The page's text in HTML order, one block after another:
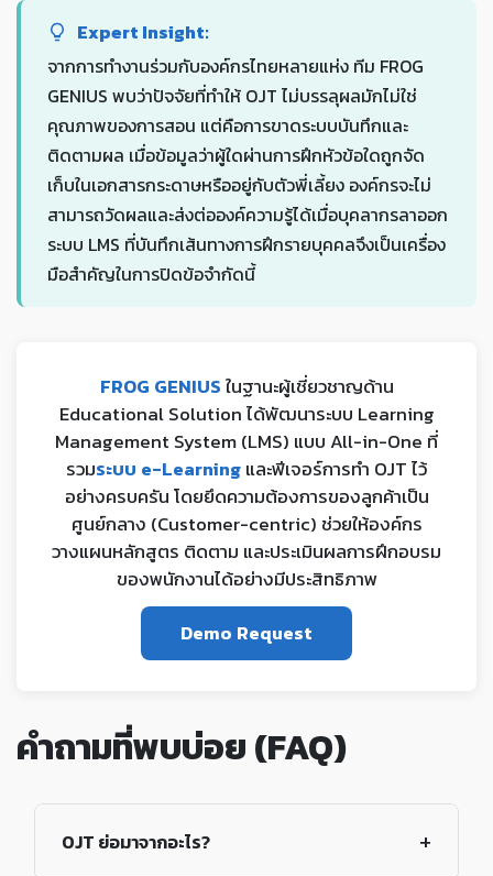
Expert Insight:
จากการทำงานร่วมกับองค์กรไทยหลายแห่ง ทีม FROG
GENIUS พบว่าปัจจัยที่ทำให้ OJT ไม่บรรลุผลมักไม่ใช่
คุณภาพของการสอน แต่คือการขาดระบบบันทึกและ
ติดตามผล เมื่อข้อมูลว่าผู้ใดผ่านการฝึกหัวข้อใดถูกจัด
เก็บในเอกสารกระดาษหรืออยู่กับตัวพี่เลี้ยง องค์กรจะไม่
สามารถวัดผลและส่งต่อองค์ความรู้ได้เมื่อบุคลากรลาออก
ระบบ LMS ที่บันทึกเส้นทางการฝึกรายบุคคลจึงเป็นเครื่อง
มือสำคัญในการปิดข้อจำกัดนี้
FROG GENIUS ในฐานะผู้เชี่ยวชาญด้าน
Educational Solution ได้พัฒนาระบบ Learning
Management System (LMS) แบบ All-in-One ที่
รวมระบบ e-Learning และฟีเจอร์การทำ OJT ไว้
อย่างครบครัน โดยยึดความต้องการของลูกค้าเป็น
ศูนย์กลาง (Customer-centric) ช่วยให้องค์กร
วางแผนหลักสูตร ติดตาม และประเมินผลการฝึกอบรม
ของพนักงานได้อย่างมีประสิทธิภาพ
Demo Request
คำถามที่พบบ่อย (FAQ)
OJT ย่อมาจากอะไร?